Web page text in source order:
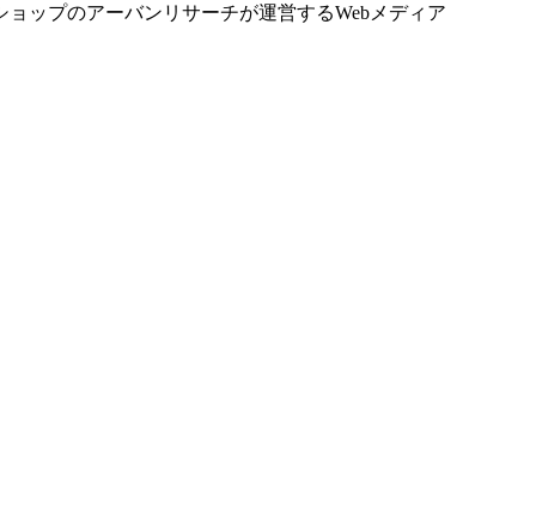
ップのアーバンリサーチが運営するWebメディア